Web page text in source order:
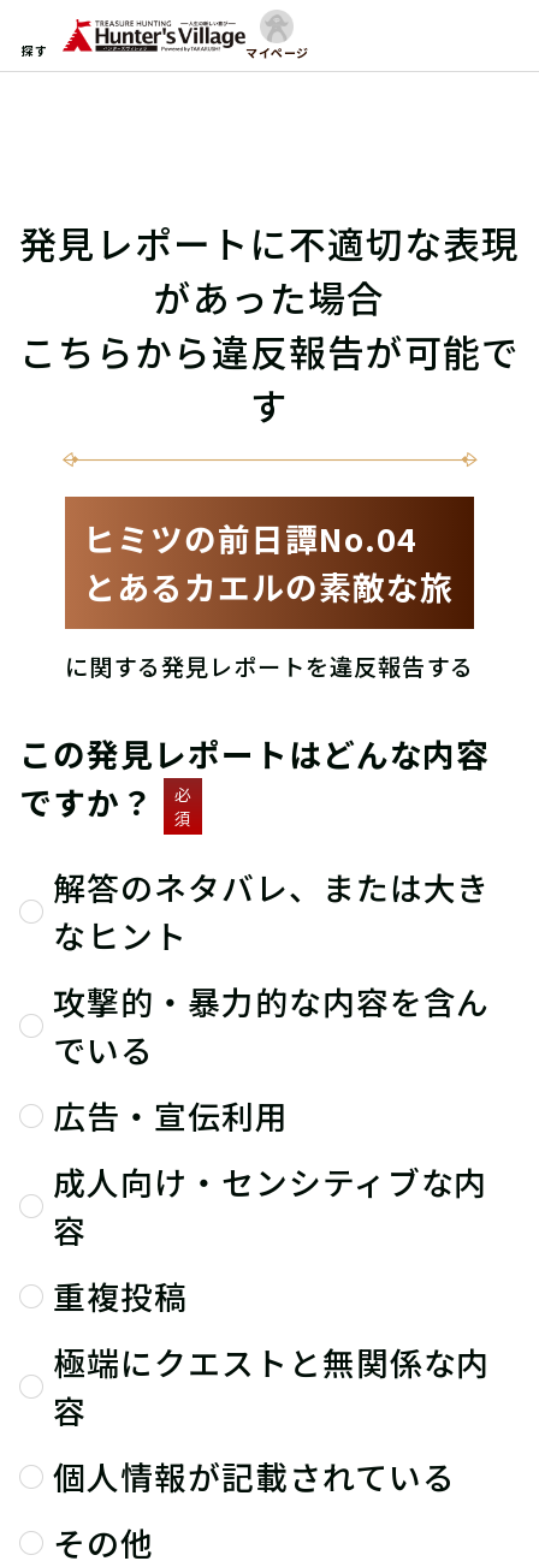
探す マイページ
発見レポートに不適切な表現
があった場合
こちらから違反報告が可能で
す
ヒミツの前日譚No.04
とあるカエルの素敵な旅
に関する発見レポートを違反報告する
この発見レポートはどんな内容
ですか？
必
須
解答のネタバレ、または大き
なヒント
攻撃的・暴力的な内容を含ん
でいる
広告・宣伝利用
成人向け・センシティブな内
容
重複投稿
極端にクエストと無関係な内
容
個人情報が記載されている
その他